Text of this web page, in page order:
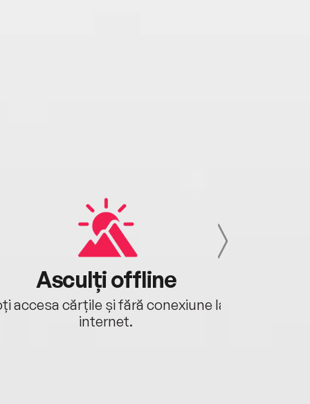
Asculți offline
accesa cărțile și fără conexiune la
internet.